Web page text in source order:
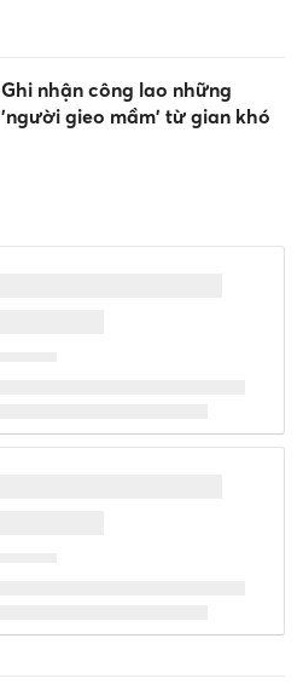
Ghi nhận công lao những
'người gieo mầm' từ gian khó